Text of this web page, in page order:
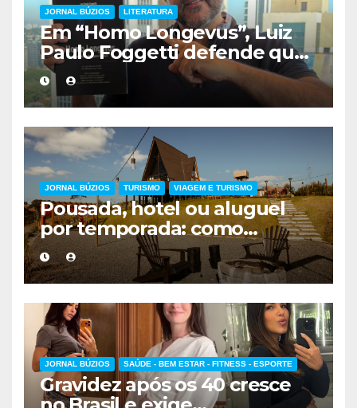
JORNAL BÚZIOS LITERATURA
Em “Homo Longevus”, Luiz
Paulo Foggetti defende que
viver mais exigirá uma nova
forma de encarar a vida
JORNAL BÚZIOS TURISMO VIAGEM E TURISMO
Pousada, hotel ou aluguel
por temporada: como
escolher a melhor
hospedagem
JORNAL BÚZIOS SAÚDE - BEM ESTAR - FITNESS - ESPORTE
Gravidez após os 40 cresce